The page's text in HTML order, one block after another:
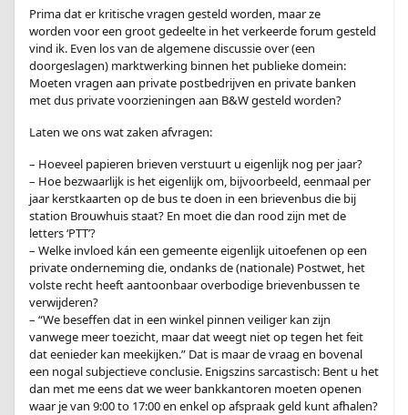
Prima dat er kritische vragen gesteld worden, maar ze
worden voor een groot gedeelte in het verkeerde forum gesteld
vind ik. Even los van de algemene discussie over (een
doorgeslagen) marktwerking binnen het publieke domein:
Moeten vragen aan private postbedrijven en private banken
met dus private voorzieningen aan B&W gesteld worden?
Laten we ons wat zaken afvragen:
– Hoeveel papieren brieven verstuurt u eigenlijk nog per jaar?
– Hoe bezwaarlijk is het eigenlijk om, bijvoorbeeld, eenmaal per
jaar kerstkaarten op de bus te doen in een brievenbus die bij
station Brouwhuis staat? En moet die dan rood zijn met de
letters ‘PTT’?
– Welke invloed kán een gemeente eigenlijk uitoefenen op een
private onderneming die, ondanks de (nationale) Postwet, het
volste recht heeft aantoonbaar overbodige brievenbussen te
verwijderen?
– “We beseffen dat in een winkel pinnen veiliger kan zijn
vanwege meer toezicht, maar dat weegt niet op tegen het feit
dat eenieder kan meekijken.” Dat is maar de vraag en bovenal
een nogal subjectieve conclusie. Enigszins sarcastisch: Bent u het
dan met me eens dat we weer bankkantoren moeten openen
waar je van 9:00 to 17:00 en enkel op afspraak geld kunt afhalen?